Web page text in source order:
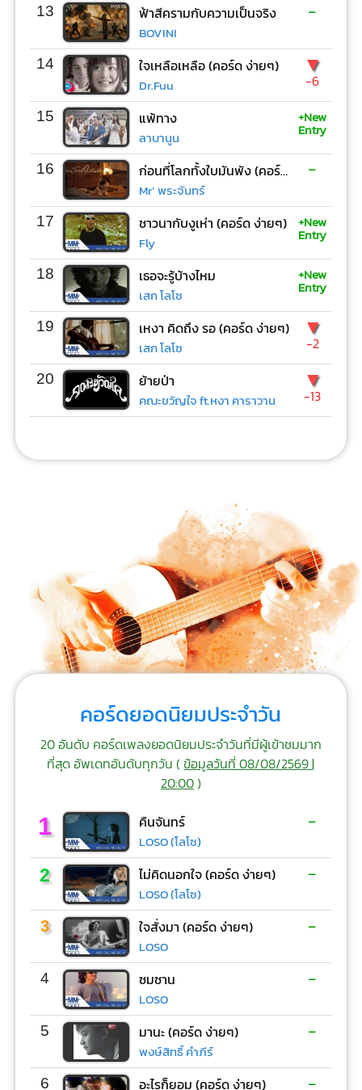
13 ฟ้าสีครามกับความเป็นจริง
BOVINI
-
14 ใจเหลือเหลือ (คอร์ด ง่ายๆ)
Dr.Fuu
▼
-6
15 แพ้ทาง
ลาบานูน
+New
Entry
16 ก่อนที่โลกทั้งใบมันพัง (คอร์ด ง่ายๆ)
Mr’ พระจันทร์
-
17 ชาวนากับงูเห่า (คอร์ด ง่ายๆ)
Fly
+New
Entry
18 เธอจะรู้บ้างไหม
เสก โลโซ
+New
Entry
19 เหงา คิดถึง รอ (คอร์ด ง่ายๆ)
เสก โลโซ
▼
-2
20 ย้ายป่า
คณะขวัญใจ ft.หงา คาราวาน
▼
-13
คอร์ดยอดนิยมประจำวัน
20 อันดับ คอร์ดเพลงยอดนิยมประจำวันที่มีผู้เข้าชมมาก
ที่สุด อัพเดทอันดับทุกวัน (ข้อมูลวันที่ 08/08/2569 |
20:00)
1 คืนจันทร์
LOSO (โลโซ)
-
2 ไม่คิดนอกใจ (คอร์ด ง่ายๆ)
LOSO (โลโซ)
-
3 ใจสั่งมา (คอร์ด ง่ายๆ)
LOSO
-
4 ซมซาน
LOSO
-
5 มานะ (คอร์ด ง่ายๆ)
พงษ์สิทธิ์ คำภีร์
-
6 อะไรก็ยอม (คอร์ด ง่ายๆ) -